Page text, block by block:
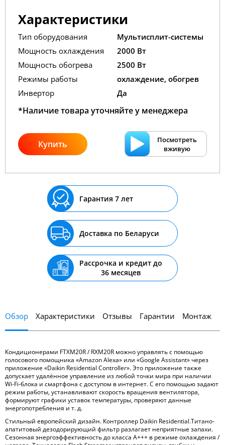
Характеристики
Тип оборудования
Мультисплит-системы
Мощность охлаждения
2000 Вт
Мощность обогрева
2500 Вт
Режимы работы
охлаждение, обогрев
Инвертор
Да
*Наличие товара уточняйте у менеджера
Купить
Посмотреть
вживую
Гарантия 7 лет
Доставка по Беларуси
Рассрочка и кредит до
36 месяцев
Обзор Характеристики Отзывы Гарантии Монтаж
Кондиционерами FTXM20R / RXM20R можно управлять с помощью
голосового помощника «Amazon Alexa» или «Google Assistant» через
приложение «Daikin Residential Controller». Это приложение также
допускает удалённое управление из любой точки мира при наличии
Wi-Fi-блока и смартфона с доступом в интернет. С его помощью задают
режим работы, устанавливают скорость вращения вентилятора,
формируют графики уставок температуры, проверяют данные
энергопотребления и т. д.
Стильный европейский дизайн. Контроллер Daikin Residential.Титано-
апатитовый дезодорирующий фильтр разлагает неприятные запахи.
Сезонная энергоэффективность до класса А+++ в режиме охлаждения /